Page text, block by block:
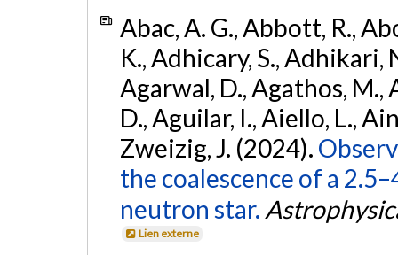
Abac, A. G., Abbott, R.,
K., Adhicary, S., Adhikari,
Agarwal, D., Agathos, M.,
D., Aguilar, I., Aiello, L.,
Zweizig, J. (2024).
the coalescence of a
neutron star.
Lien externe